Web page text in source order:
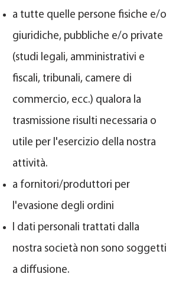
a tutte quelle persone fisiche e/o
giuridiche, pubbliche e/o private
(studi legali, amministrativi e
fiscali, tribunali, camere di
commercio, ecc.) qualora la
trasmissione risulti necessaria o
utile per l'esercizio della nostra
attività.
a fornitori/produttori per
l'evasione degli ordini
I dati personali trattati dalla
nostra società non sono soggetti
a diffusione.